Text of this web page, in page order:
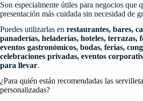
Son especialmente útiles para negocios que
presentación más cuidada sin necesidad de
Puedes utilizarlas en restaurantes, bares,
panaderías, heladerías, hoteles, terrazas,
eventos gastronómicos, bodas, ferias,
celebraciones privadas, eventos
para llevar.
¿Para quién están recomendadas las
personalizadas?